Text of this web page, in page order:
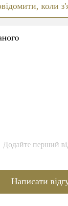
коли
Додайте перший
Написати